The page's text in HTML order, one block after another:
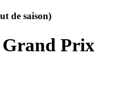
de saison)
Grand Prix